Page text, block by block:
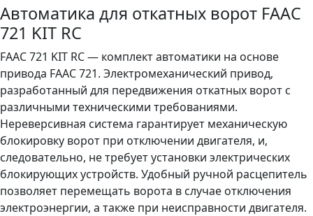
Автоматика для откатных ворот FAAC
721 KIT RC
FAAC 721 KIT RC — комплект автоматики на основе
привода FAAC 721. Электромеханический привод,
разработанный для передвижения откатных ворот с
различными техническими требованиями.
Нереверсивная система гарантирует механическую
блокировку ворот при отключении двигателя, и,
следовательно, не требует установки электрических
блокирующих устройств. Удобный ручной расцепитель
позволяет перемещать ворота в случае отключения
электроэнергии, а также при неисправности двигателя.